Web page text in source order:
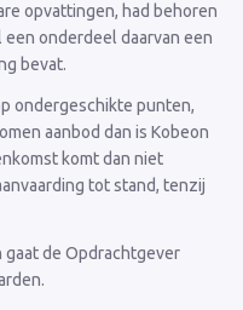
opvattingen, had behoren
onderdeel daarvan een
bevat.
ondergeschikte punten,
aanbod dan is Kobeon
komt dan niet
tot stand, tenzij
de Opdrachtgever